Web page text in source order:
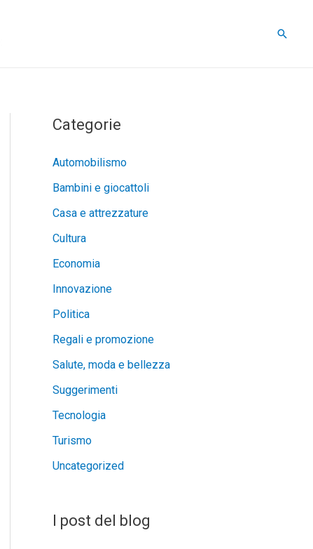
Cerca
Categorie
Automobilismo
Bambini e giocattoli
Casa e attrezzature
Cultura
Economia
Innovazione
Politica
Regali e promozione
Salute, moda e bellezza
Suggerimenti
Tecnologia
Turismo
Uncategorized
I post del blog